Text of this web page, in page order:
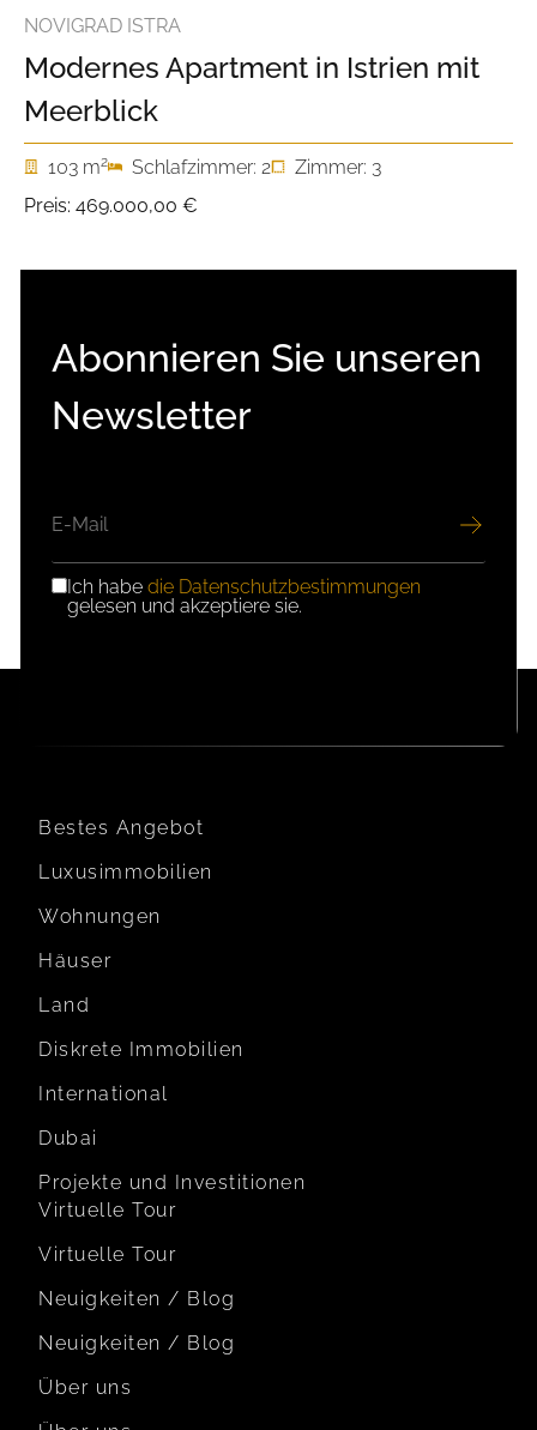
NOVIGRAD ISTRA
Modernes Apartment in Istrien mit
Meerblick
103 m2 Schlafzimmer: 2
Zimmer: 3
Preis: 469.000,00 €
Abonnieren Sie unseren
Newsletter
MAIL
DSGVO-
EINWILLIGUNG
Ich habe die Datenschutzbestimmungen
gelesen und akzeptiere sie.
Bestes Angebot
Luxusimmobilien
Wohnungen
Häuser
Land
Diskrete Immobilien
International
Dubai
Projekte und Investitionen
Virtuelle Tour
Virtuelle Tour
Neuigkeiten / Blog
Neuigkeiten / Blog
Über uns